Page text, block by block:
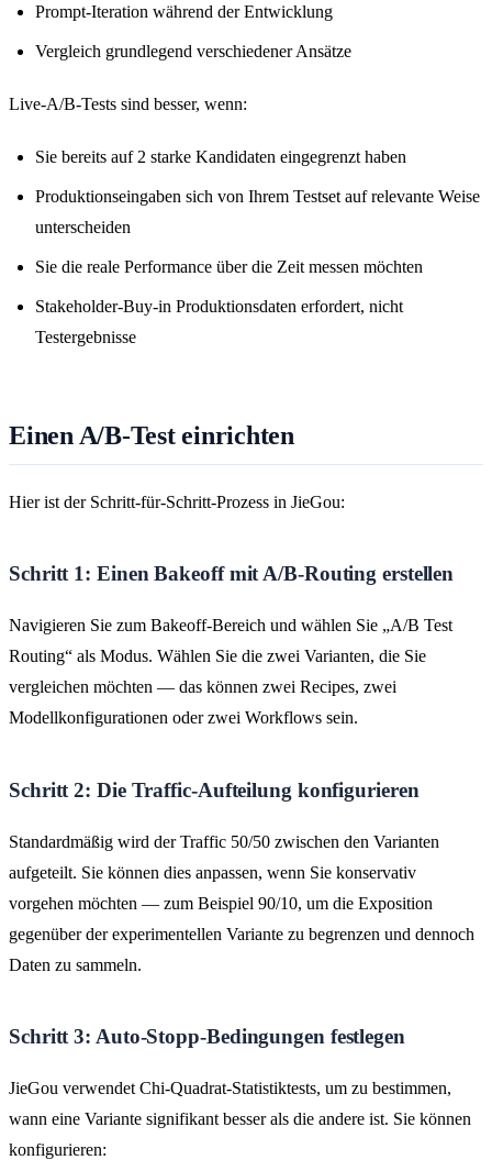
Prompt-Iteration während der Entwicklung
Vergleich grundlegend verschiedener Ansätze
Live-A/B-Tests sind besser, wenn:
Sie bereits auf 2 starke Kandidaten eingegrenzt haben
Produktionseingaben sich von Ihrem Testset auf relevante Weise
unterscheiden
Sie die reale Performance über die Zeit messen möchten
Stakeholder-Buy-in Produktionsdaten erfordert, nicht
Testergebnisse
Einen A/B-Test einrichten
Hier ist der Schritt-für-Schritt-Prozess in JieGou:
Schritt 1: Einen Bakeoff mit A/B-Routing erstellen
Navigieren Sie zum Bakeoff-Bereich und wählen Sie „A/B Test
Routing“ als Modus. Wählen Sie die zwei Varianten, die Sie
vergleichen möchten — das können zwei Recipes, zwei
Modellkonfigurationen oder zwei Workflows sein.
Schritt 2: Die Traffic-Aufteilung konfigurieren
Standardmäßig wird der Traffic 50/50 zwischen den Varianten
aufgeteilt. Sie können dies anpassen, wenn Sie konservativ
vorgehen möchten — zum Beispiel 90/10, um die Exposition
gegenüber der experimentellen Variante zu begrenzen und dennoch
Daten zu sammeln.
Schritt 3: Auto-Stopp-Bedingungen festlegen
JieGou verwendet Chi-Quadrat-Statistiktests, um zu bestimmen,
wann eine Variante signifikant besser als die andere ist. Sie können
konfigurieren: